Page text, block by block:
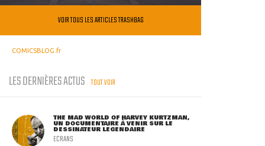
VOIR TOUS LES ARTICLES TRASHBAG
COMICSBLOG.fr
LES DERNIÈRES ACTUS TOUT VOIR
THE MAD WORLD OF HARVEY KURTZMAN,
UN DOCUMENTAIRE À VENIR SUR LE
DESSINATEUR LÉGENDAIRE
ECRANS